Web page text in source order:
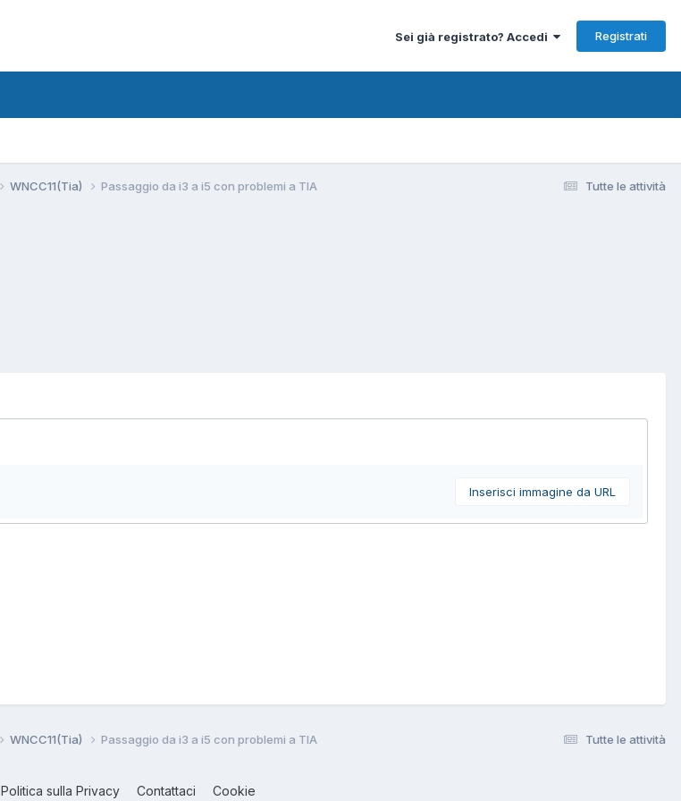
Sei già registrato? Accedi Registrati
Tutte le attività
WNCC11(Tia) Passaggio da i3 a i5 con problemi a TIA
Inserisci immagine da URL
Tutte le attività
WNCC11(Tia) Passaggio da i3 a i5 con problemi a TIA
Politica sulla Privacy Contattaci Cookie